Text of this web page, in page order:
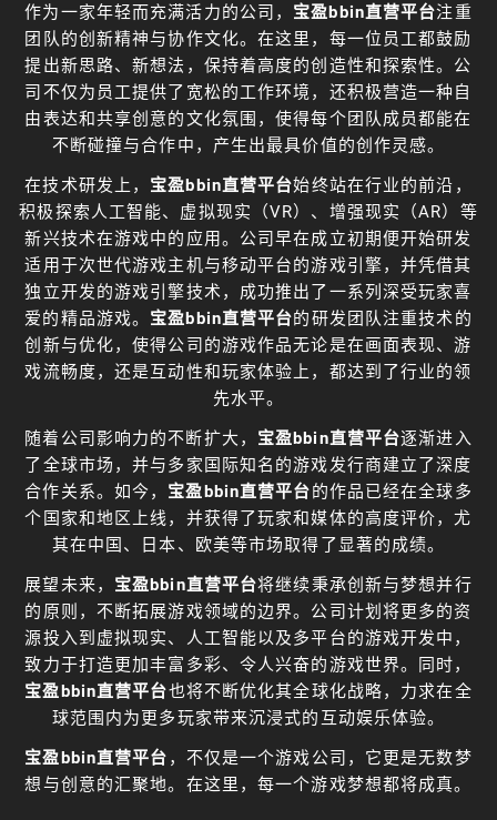
作为一家年轻而充满活力的公司， 宝盈bbin直营平台注重
团队的创新精神与协作文化。在这里，每一位员工都鼓励
提出新思路、新想法，保持着高度的创造性和探索性。公
司不仅为员工提供了宽松的工作环境，还积极营造一种自
由表达和共享创意的文化氛围，使得每个团队成员都能在
不断碰撞与合作中，产生出最具价值的创作灵感。
在技术研发上， 宝盈bbin直营平台始终站在行业的前沿，
积极探索人工智能、虚拟现实（VR）、增强现实（AR）等
新兴技术在游戏中的应用。公司早在成立初期便开始研发
适用于次世代游戏主机与移动平台的游戏引擎，并凭借其
独立开发的游戏引擎技术，成功推出了一系列深受玩家喜
爱的精品游戏。 宝盈bbin直营平台的研发团队注重技术的
创新与优化，使得公司的游戏作品无论是在画面表现、游
戏流畅度，还是互动性和玩家体验上，都达到了行业的领
先水平。
随着公司影响力的不断扩大， 宝盈bbin直营平台逐渐进入
了全球市场，并与多家国际知名的游戏发行商建立了深度
合作关系。如今， 宝盈bbin直营平台的作品已经在全球多
个国家和地区上线，并获得了玩家和媒体的高度评价，尤
其在中国、日本、欧美等市场取得了显著的成绩。
展望未来， 宝盈bbin直营平台将继续秉承创新与梦想并行
的原则，不断拓展游戏领域的边界。公司计划将更多的资
源投入到虚拟现实、人工智能以及多平台的游戏开发中，
致力于打造更加丰富多彩、令人兴奋的游戏世界。同时，
宝盈bbin直营平台也将不断优化其全球化战略，力求在全
球范围内为更多玩家带来沉浸式的互动娱乐体验。
宝盈bbin直营平台 ，不仅是一个游戏公司，它更是无数梦
想与创意的汇聚地。在这里，每一个游戏梦想都将成真。